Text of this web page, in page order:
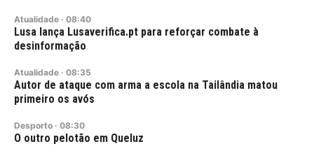
Atualidade · 08:40
Lusa lança Lusaverifica.pt para reforçar combate à
desinformação
Atualidade · 08:35
Autor de ataque com arma a escola na Tailândia matou
primeiro os avós
Desporto · 08:30
O outro pelotão em Queluz